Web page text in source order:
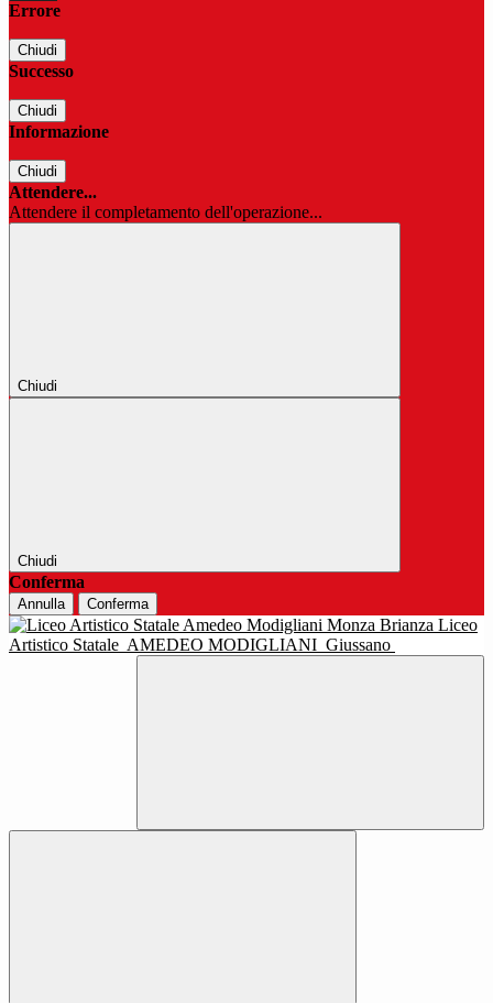
Errore
Chiudi
Successo
Chiudi
Informazione
Chiudi
Attendere...
Attendere il completamento dell'operazione...
Chiudi
Chiudi
Conferma
Annulla Conferma
Liceo
Artistico Statale AMEDEO MODIGLIANI Giussano